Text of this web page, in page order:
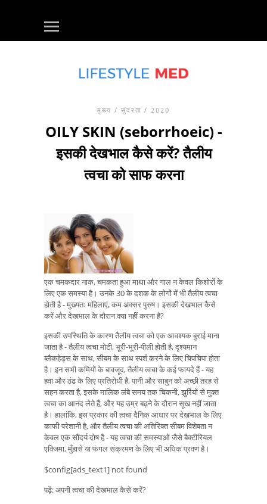
मुख्य / सुंदरता / 2020
OILY SKIN (seborrhoeic) -
इसकी देखभाल कैसे करें? तैलीय
त्वचा को साफ करना
एक चमकदार नाक, चमकता हुआ माथा और गाल न केवल किशोरों के
लिए एक समस्या है। उनके 30 के दशक के लोगों में भी तैलीय त्वचा
होती है - मुख्यतः महिलाएं, कम अक्सर पुरुष। इसकी देखभाल कैसे
करें और देखभाल के दौरान क्या नहीं करना है?
इसकी उपस्थिति के कारण तैलीय त्वचा को एक आवश्यक बुराई माना
जाता है - तैलीय त्वचा मोटी, भूरी-भूरी-पीली होती है, दृश्यमान
ब्लैकहेड्स के साथ, सीबम के साथ स्पर्श करने के लिए चिपचिपा होता
है। इन सभी कमियों के बावजूद, तैलीय त्वचा के कई फायदे हैं - यह
हवा और ठंढ के लिए प्रतिरोधी है, पानी और साबुन को अच्छी तरह से
सहन करता है, इसके मालिक लंबे समय तक चिकनी, झुर्रियों से मुक्त
त्वचा का आनंद लेते हैं, और यह उम्र बढ़ने के दौरान सूख नहीं जाता
है। हालांकि, इस प्रकार की त्वचा दैनिक आधार पर देखभाल के लिए
काफी परेशानी है, और तैलीय त्वचा की अतिरिक्त सीबम विशेषता न
केवल एक सौंदर्य दोष है - यह त्वचा की समस्याओं जैसे बैक्टीरियल
एक्जिमा, मुँहासे या फंगल संक्रमण के लिए भी अधिक प्रवण है।
$config[ads_text1] not found
पढ़ें: अपनी त्वचा की देखभाल कैसे करें?